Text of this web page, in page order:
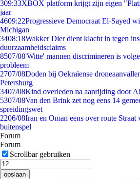
309:33XBOX platform krijgt zijn eigen
jaar
4609:22Progressieve Democraat El-Sayed
Michigan
3408:18Wakker Dier dient klacht in tegen
duurzaamheidsclaims
8507/08'Witte' mannen discrimineren is
probleem
2707/08Doden bij Oekraïense
Petersburg
3407/08Kind overleden na aanrijding door
5307/08Van den Brink zet nog eens 14
spreidingswet
2206/08Iran en Oman eens over route
buitenspel
Forum
Forum
Scrollbar gebruiken
opslaan